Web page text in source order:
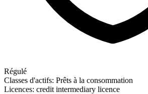
Régulé
Classes d'actifs: Prêts à la consommation
Licences: credit intermediary licence